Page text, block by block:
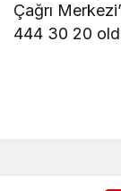
Çağrı
444 30 20